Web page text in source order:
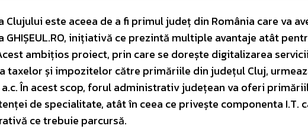
este aceea de a fi primul județ din România care va
inițiativă ce prezintă multiple avantaje atât
ambițios proiect, prin care se dorește digitalizarea
taxelor și impozitelor către primăriile din județul Cluj,
În acest scop, forul administrativ județean va oferi
de specialitate, atât în ceea ce privește componenta I.T.
ce trebuie parcursă.